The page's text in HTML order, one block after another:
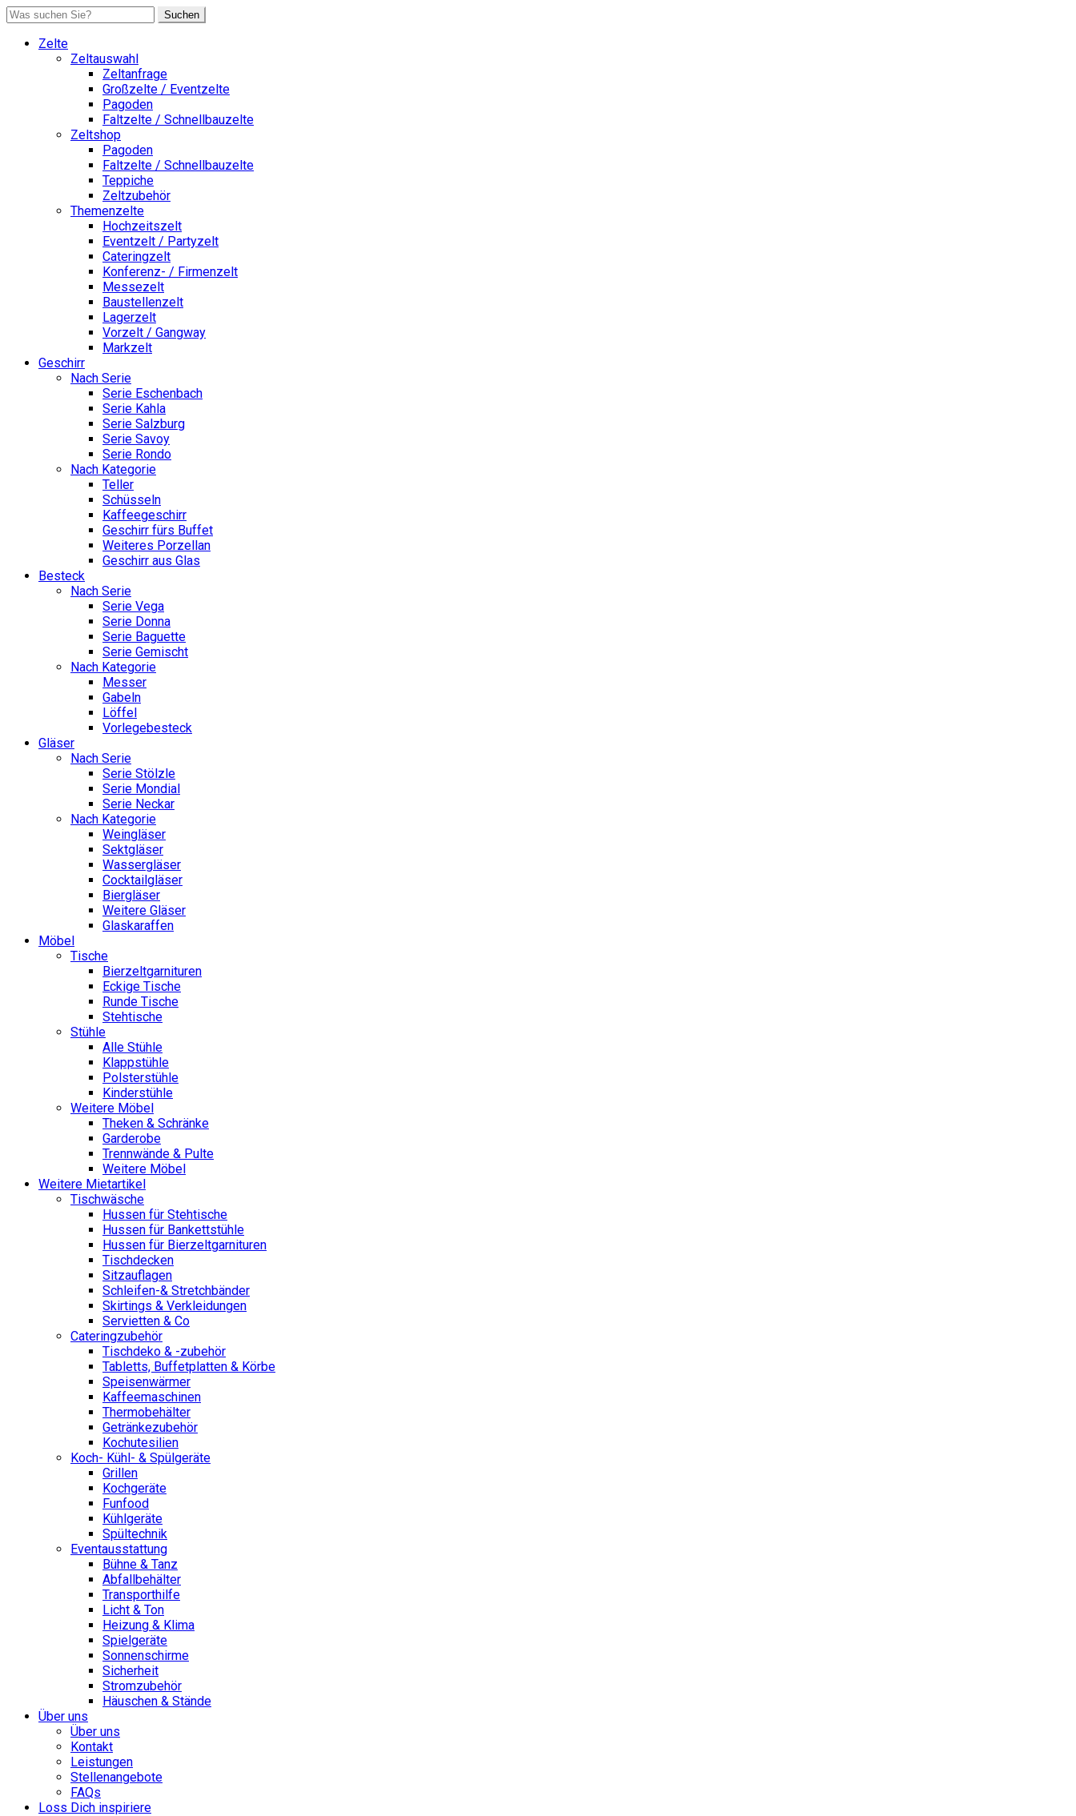
Suchen
Zelte
Zeltauswahl
Zeltanfrage
Großzelte / Eventzelte
Pagoden
Faltzelte / Schnellbauzelte
Zeltshop
Pagoden
Faltzelte / Schnellbauzelte
Teppiche
Zeltzubehör
Themenzelte
Hochzeitszelt
Eventzelt / Partyzelt
Cateringzelt
Konferenz- / Firmenzelt
Messezelt
Baustellenzelt
Lagerzelt
Vorzelt / Gangway
Markzelt
Geschirr
Nach Serie
Serie Eschenbach
Serie Kahla
Serie Salzburg
Serie Savoy
Serie Rondo
Nach Kategorie
Teller
Schüsseln
Kaffeegeschirr
Geschirr fürs Buffet
Weiteres Porzellan
Geschirr aus Glas
Besteck
Nach Serie
Serie Vega
Serie Donna
Serie Baguette
Serie Gemischt
Nach Kategorie
Messer
Gabeln
Löffel
Vorlegebesteck
Gläser
Nach Serie
Serie Stölzle
Serie Mondial
Serie Neckar
Nach Kategorie
Weingläser
Sektgläser
Wassergläser
Cocktailgläser
Biergläser
Weitere Gläser
Glaskaraffen
Möbel
Tische
Bierzeltgarnituren
Eckige Tische
Runde Tische
Stehtische
Stühle
Alle Stühle
Klappstühle
Polsterstühle
Kinderstühle
Weitere Möbel
Theken & Schränke
Garderobe
Trennwände & Pulte
Weitere Möbel
Weitere Mietartikel
Tischwäsche
Hussen für Stehtische
Hussen für Bankettstühle
Hussen für Bierzeltgarnituren
Tischdecken
Sitzauflagen
Schleifen-& Stretchbänder
Skirtings & Verkleidungen
Servietten & Co
Cateringzubehör
Tischdeko & -zubehör
Tabletts, Buffetplatten & Körbe
Speisenwärmer
Kaffeemaschinen
Thermobehälter
Getränkezubehör
Kochutesilien
Koch- Kühl- & Spülgeräte
Grillen
Kochgeräte
Funfood
Kühlgeräte
Spültechnik
Eventausstattung
Bühne & Tanz
Abfallbehälter
Transporthilfe
Licht & Ton
Heizung & Klima
Spielgeräte
Sonnenschirme
Sicherheit
Stromzubehör
Häuschen & Stände
Über uns
Über uns
Kontakt
Leistungen
Stellenangebote
FAQs
Loss Dich inspiriere